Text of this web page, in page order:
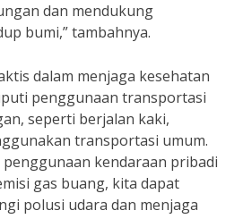
dan mendukung
bumi,” tambahnya.
dalam menjaga kesehatan
penggunaan transportasi
seperti berjalan kaki,
transportasi umum.
kendaraan pribadi
gas buang, kita dapat
polusi udara dan menjaga